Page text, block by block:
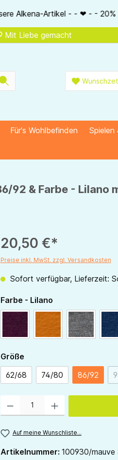
NUR MIT
Mit Liebe gemacht
Für's Wohlbefinden Spielen
92 & Farbe - Lilano
20,50 €*
Preise inkl. MwSt. zzgl. Versandkosten
Sofort verfügbar, Lieferzeit:
Farbe - Lilanoauswählen
beere curry hellgrau
Größeauswählen
62/68
74/80 86/92
Auf meine Wunschliste...
Artikelnummer: 100930/mauve